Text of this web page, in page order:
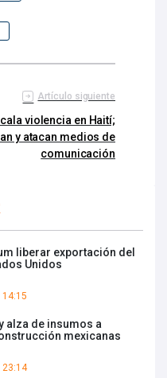
Artículo siguiente
violencia en Haití;
y atacan medios de
comunicación
liberar exportación del
Unidos
alza de insumos a
mexicanas
23:14